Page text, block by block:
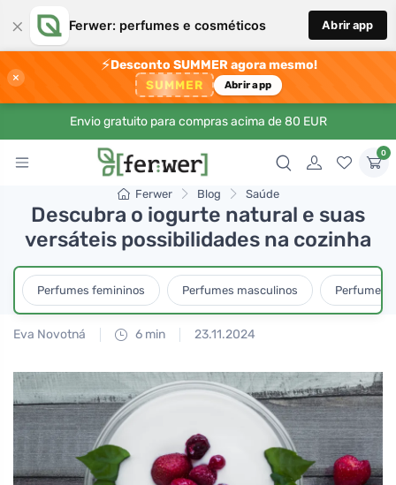
× Ferwer: perfumes e cosméticos Abrir app
×
⚡Desconto SUMMER agora mesmo!
SUMMER Abrir app
Envio gratuito para compras acima de 80 EUR
0
Ferwer Blog Saúde
Descubra o iogurte natural e suas
versáteis possibilidades na cozinha
Perfumes femininos Perfumes masculinos Perfumes
Eva Novotná 6 min 23.11.2024